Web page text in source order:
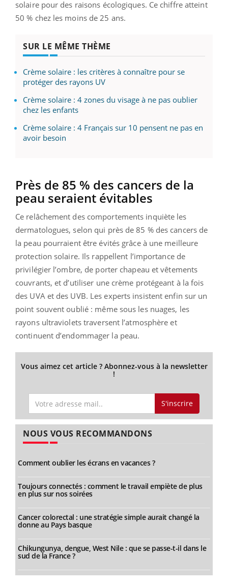
solaire pour des raisons écologiques. Ce chiffre atteint
50 % chez les moins de 25 ans.
SUR LE MÊME THÈME
Crème solaire : les critères à connaître pour se
protéger des rayons UV
Crème solaire : 4 zones du visage à ne pas oublier
chez les enfants
Crème solaire : 4 Français sur 10 pensent ne pas en
avoir besoin
Près de 85 % des cancers de la
peau seraient évitables
Ce relâchement des comportements inquiète les
dermatologues, selon qui près de 85 % des cancers de
la peau pourraient être évités grâce à une meilleure
protection solaire. Ils rappellent l’importance de
privilégier l’ombre, de porter chapeau et vêtements
couvrants, et d’utiliser une crème protégeant à la fois
des UVA et des UVB. Les experts insistent enfin sur un
point souvent oublié : même sous les nuages, les
rayons ultraviolets traversent l’atmosphère et
continuent d’endommager la peau.
Vous aimez cet article ? Abonnez-vous à la newsletter
!
S'inscrire
NOUS VOUS RECOMMANDONS
Comment oublier les écrans en vacances ?
Toujours connectés : comment le travail empiète de plus
en plus sur nos soirées
Cancer colorectal : une stratégie simple aurait changé la
donne au Pays basque
Chikungunya, dengue, West Nile : que se passe-t-il dans le
sud de la France ?